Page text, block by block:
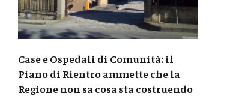
Case e Ospedali di Comunità: il
Piano di Rientro ammette che la
Regione non sa cosa sta costruendo